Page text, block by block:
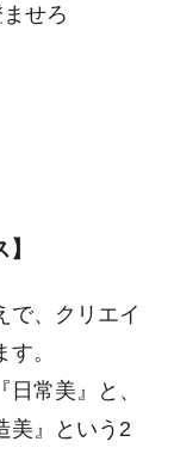
せろ
で、クリエイ
。
常美』と、
美』という2